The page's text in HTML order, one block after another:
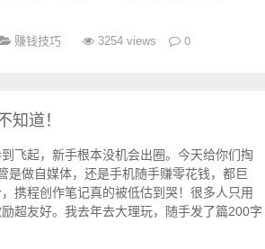
赚钱技巧 3254 views 0
道！
飞起，新手根本没机会出圈。今天给你们掏
是做自媒体，还是手机随手赚零花钱，都巨
携程创作笔记真的被低估到哭！很多人只用
超友好。我去年去大理玩，随手发了篇200字